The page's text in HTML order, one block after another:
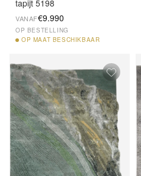
tapijt 5198
VANAF€9.990
OP BESTELLING
OP MAAT BESCHIKBAAR